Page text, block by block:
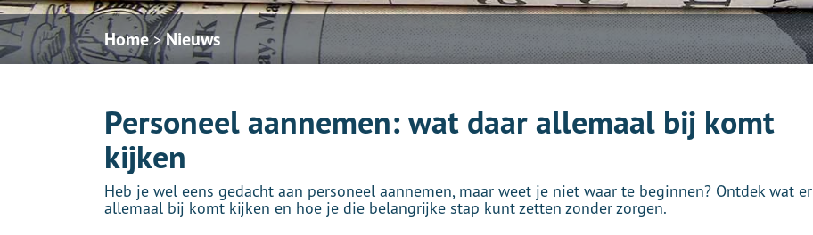
Home > Nieuws
Personeel aannemen: wat daar allemaal bij komt
kijken
Heb je wel eens gedacht aan personeel aannemen, maar weet je niet waar te beginnen? Ontdek wat er
allemaal bij komt kijken en hoe je die belangrijke stap kunt zetten zonder zorgen.